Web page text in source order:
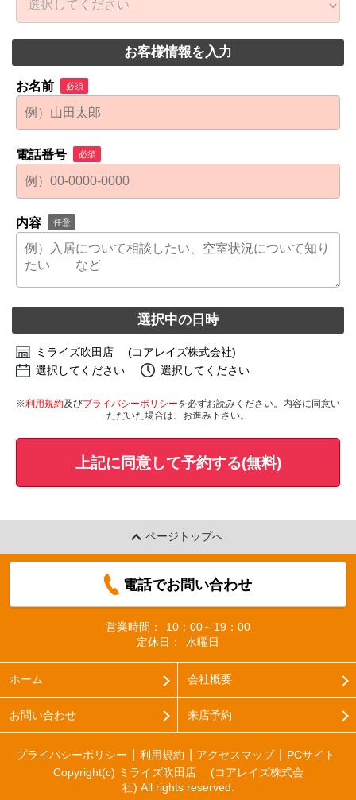
お客様情報を入力
お名前 必須
電話番号 必須
内容 任意
選択中の日時
ミライズ吹田店 (コアレイズ株式会社)
選択してください
選択してください
※利用規約及びプライバシーポリシーを必ずお読みください。内容に同意い
ただいた場合は、お進み下さい。
上記に同意して予約する(無料)
ページトップへ
電話でお問い合わせ
営業時間：
10：00～19：00
定休日：
水曜日
ホーム 会社概要
お問い合わせ 来店予約
プライバシーポリシー 利用規約 アクセスマップ
PCサイト
Copyright(c) ミライズ吹田店 (コアレイズ株式会
社) All rights reserved.